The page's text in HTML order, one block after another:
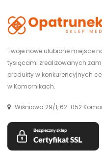
Twoje nowe ulubione miejsce
tysiącami zrealizowanych
produkty w konkurencyjnych
w Komornikach.
Wiśniowa 29/1, 62-052